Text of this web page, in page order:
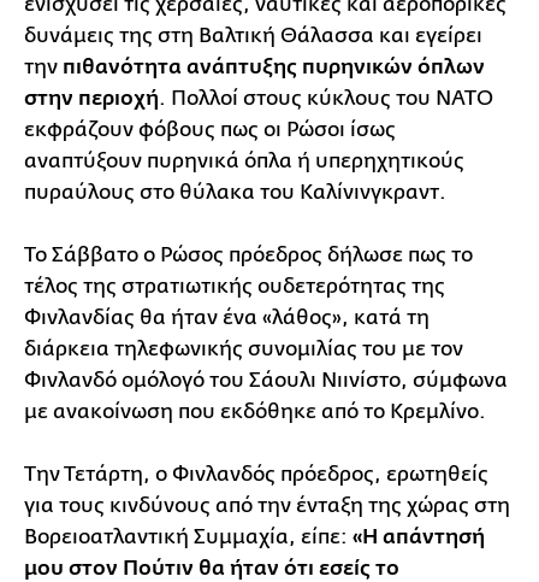
δυνάμεις της στη Βαλτική Θάλασσα και εγείρει
την πιθανότητα ανάπτυξης πυρηνικών όπλων
στην περιοχή. Πολλοί στους κύκλους του ΝΑΤΟ
εκφράζουν φόβους πως οι Ρώσοι ίσως
αναπτύξουν πυρηνικά όπλα ή υπερηχητικούς
πυραύλους στο θύλακα του Καλίνινγκραντ.
Το Σάββατο ο Ρώσος πρόεδρος δήλωσε πως το
τέλος της στρατιωτικής ουδετερότητας της
Φινλανδίας θα ήταν ένα «λάθος», κατά τη
διάρκεια τηλεφωνικής συνομιλίας του με τον
Φινλανδό ομόλογό του Σάουλι Νιινίστο, σύμφωνα
με ανακοίνωση που εκδόθηκε από το Κρεμλίνο.
Την Τετάρτη, ο Φινλανδός πρόεδρος, ερωτηθείς
για τους κινδύνους από την ένταξη της χώρας στη
Βορειοατλαντική Συμμαχία, είπε: «Η απάντησή
μου στον Πούτιν θα ήταν ότι εσείς το